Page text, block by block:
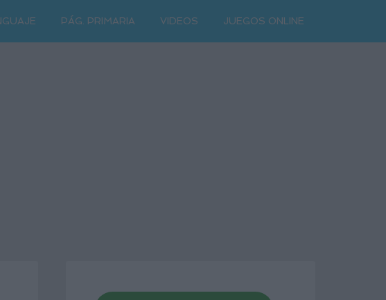
PÁG. PRIMARIA VIDEOS JUEGOS ONLINE